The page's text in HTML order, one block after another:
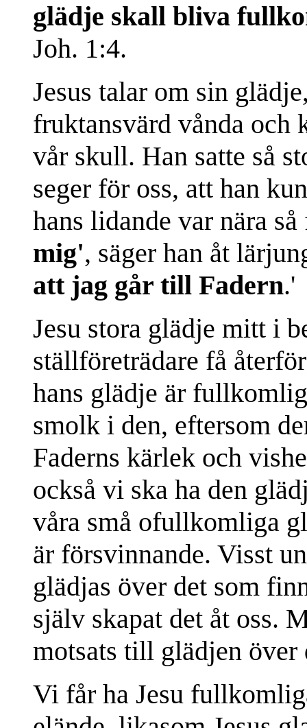
glädje skall bliva
Joh. 1:4.
Jesus talar om sin
fruktansvärd vånda och
vår skull. Han satte så
seger för oss, att han
hans lidande var nära
mig', säger han åt
att jag går till Fadern.'
Jesu stora glädje mitt i
ställföreträdare få
hans glädje är
smolk i den, eftersom
Faderns kärlek och
också vi ska ha den
våra små ofullkomliga
är försvinnande. Visst
glädjas över det som
själv skapat det åt oss.
motsats till glädjen
Vi får ha Jesu